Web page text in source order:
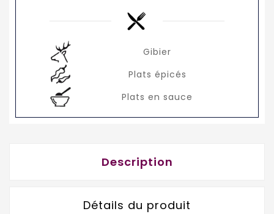
Gibier
Plats épicés
Plats en sauce
Description
Détails du produit